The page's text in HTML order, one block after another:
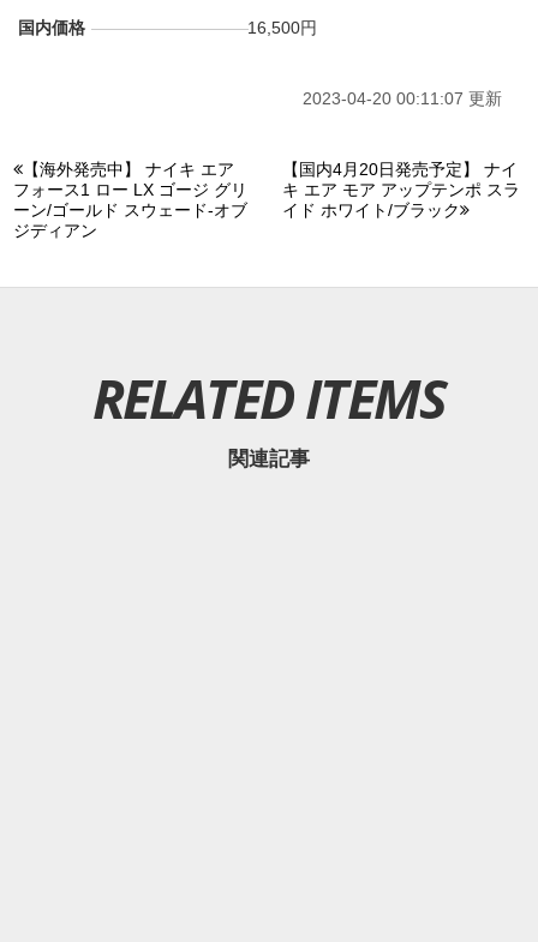
国内価格
16,500円
2023-04-20 00:11:07 更新
【海外発売中】 ナイキ エア
フォース1 ロー LX ゴージ グリ
ーン/ゴールド スウェード-オブ
ジディアン
【国内4月20日発売予定】 ナイ
キ エア モア アップテンポ スラ
イド ホワイト/ブラック
RELATED ITEMS
関連記事